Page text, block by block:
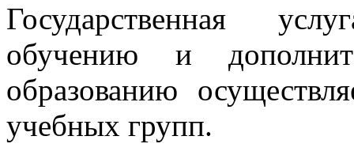
Государственная
обучению и
образованию
учебных групп.